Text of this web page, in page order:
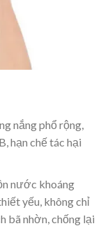
nắng phổ rộng,
hạn chế tác hại
nước khoáng
yếu, không chỉ
bã nhờn, chống lại